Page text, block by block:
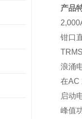
产品
钳口
浪涌
在AC
启动
峰值